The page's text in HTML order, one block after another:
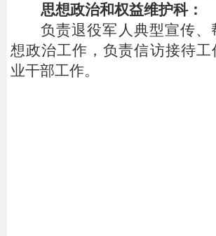
思想政治和权益维护科：
负责退役军人典型宣传、
想政治工作，负责信访接待
业干部工作。